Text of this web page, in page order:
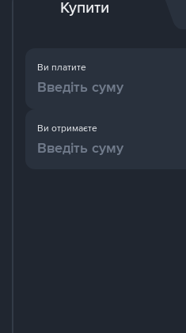
Купити
Ви платите
Ви отримаєте